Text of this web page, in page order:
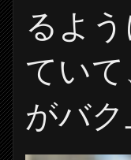
るよ
てい
がバ